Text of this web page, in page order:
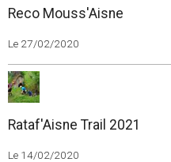
Reco Mouss'Aisne
Le 27/02/2020
Rataf'Aisne Trail 2021
Le 14/02/2020